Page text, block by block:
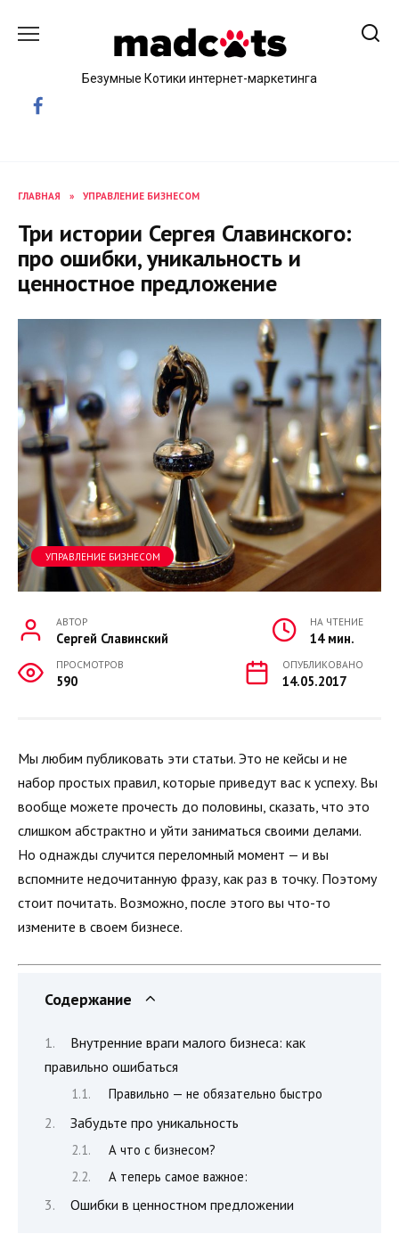
Безумные Котики интернет-маркетинга
ГЛАВНАЯ » УПРАВЛЕНИЕ БИЗНЕСОМ
Три истории Сергея Славинского:
про ошибки, уникальность и
ценностное предложение
УПРАВЛЕНИЕ БИЗНЕСОМ
АВТОР
Cергей Славинский
НА ЧТЕНИЕ
14 мин.
ПРОСМОТРОВ
590
ОПУБЛИКОВАНО
14.05.2017
Мы любим публиковать эти статьи. Это не кейсы и не
набор простых правил, которые приведут вас к успеху. Вы
вообще можете прочесть до половины, сказать, что это
слишком абстрактно и уйти заниматься своими делами.
Но однажды случится переломный момент — и вы
вспомните недочитанную фразу, как раз в точку. Поэтому
стоит почитать. Возможно, после этого вы что-то
измените в своем бизнесе.
Содержание
Внутренние враги малого бизнеса: как
правильно ошибаться
Правильно — не обязательно быстро
Забудьте про уникальность
А что с бизнесом?
А теперь самое важное:
Ошибки в ценностном предложении